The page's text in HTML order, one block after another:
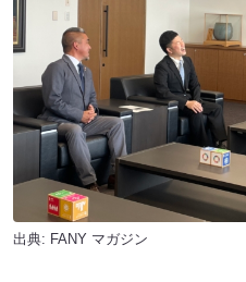
出典: FANY マガジン